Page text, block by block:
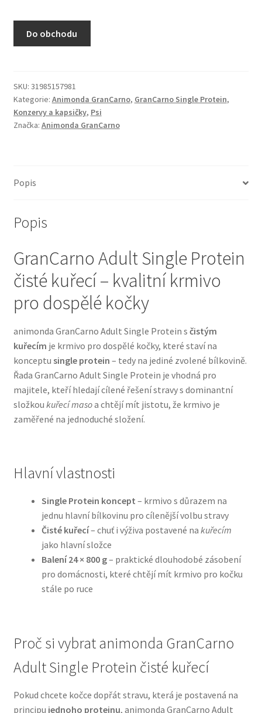
Purizon pro kočky
Vše pro psy — Krmivo, doplňky, vybavení
Boudy a výběhy
Granule pro psy
Natural Trainer pro psy — Italské krmivo s
přírodními složkami
Konzervy a kapsičky pro psy
N&D Farmina pro psy — Italské holistic krmivo
Oblečky pro psy
Pelíšky pro psy
Ortopedické pelíšky
Přepravky pro psy
Do obchodu
SKU: 31985157981
Kategorie: Animonda GranCarno, GranCarno Single Protein,
Konzervy a kapsičky, Psi
Značka: Animonda GranCarno
Popis
Popis
GranCarno Adult Single Protein
čisté kuřecí – kvalitní krmivo
pro dospělé kočky
animonda GranCarno Adult Single Protein s čistým
kuřecím je krmivo pro dospělé kočky, které staví na
konceptu single protein – tedy na jediné zvolené bílkovině.
Řada GranCarno Adult Single Protein je vhodná pro
majitele, kteří hledají cílené řešení stravy s dominantní
složkou kuřecí masoa chtějí mít jistotu, že krmivo je
zaměřené na jednoduché složení.
Hlavní vlastnosti
Single Protein koncept – krmivo s důrazem na
jednu hlavní bílkovinu pro cílenější volbu stravy
Čisté kuřecí– chuť i výživa postavené na kuřecím
jako hlavní složce
Balení 24 × 800 g– praktické dlouhodobé zásobení
pro domácnosti, které chtějí mít krmivo pro kočku
stále po ruce
Proč si vybrat animonda GranCarno
Adult Single Protein čisté kuřecí
Pokud chcete kočce dopřát stravu, která je postavená na
principu jednoho proteinu, animonda GranCarno Adult